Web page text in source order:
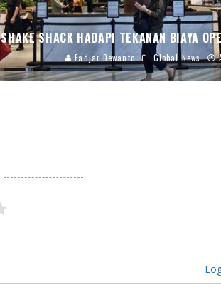
SHAKE SHACK HADAPI TEKANAN BIAYA
Fadjar Dewanto Global News